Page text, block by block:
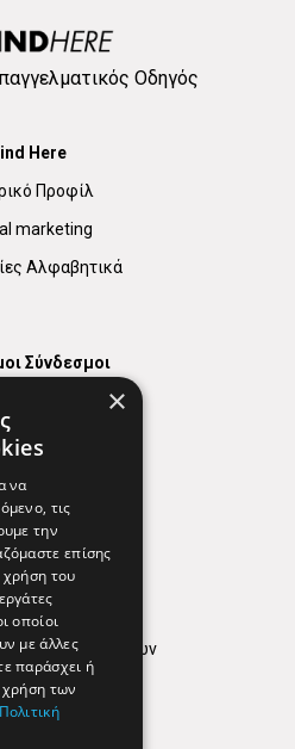
Οδηγός
Here
Προφίλ
marketing
Αλφαβητικά
Σύνδεσμοι
Τηλέφωνα
Φαρμακεία
Χρήσης
δεδομένων
×
να
τις
την
επίσης
χρήση του
οποίοι
με άλλες
παράσχει ή
των
Πολιτική